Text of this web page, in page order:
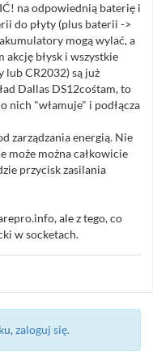
na odpowiednią baterię i
do płyty (plus baterii ->
mogą wylać, a
akcję błysk i wszystkie
lub CR2032) są już
Dallas DS12cośtam, to
nich "włamuje" i podłącza
zarządzania energią. Nie
może można całkowicie
przycisk zasilania
ale z tego, co
w socketach.
zaloguj się.